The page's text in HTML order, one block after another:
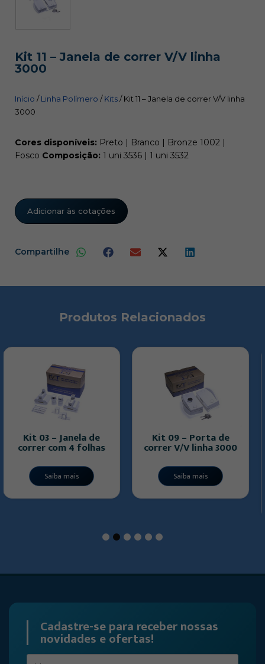
Kit 11 – Janela de correr V/V linha
3000
Início /Linha Polímero /Kits/ Kit 11 – Janela de correr V/V linha
3000
Cores disponíveis: Preto | Branco | Bronze 1002 |
Fosco Composição: 1 uni 3536 | 1 uni 3532
Adicionar às cotações
Compartilhe
Produtos Relacionados
Kit 09 – Porta de
correr V/V linha 3000
Saiba mais pivotante para
Saiba mais
4 5 6
Cadastre-se para receber nossas
novidades e ofertas!